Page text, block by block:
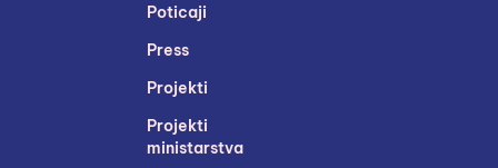
Poticaji
Press
Projekti
Projekti
ministarstva